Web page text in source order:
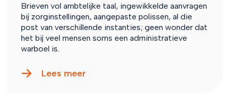
Brieven vol ambtelijke taal, ingewikkelde aanvragen
bij zorginstellingen, aangepaste polissen, al die
post van verschillende instanties; geen wonder dat
het bij veel mensen soms een administratieve
warboel is.
Lees meer